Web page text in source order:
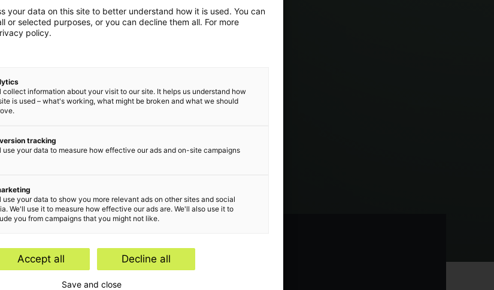
your data on this site to better understand how it is used. You can
or selected purposes, or you can decline them all. For more
policy.
collect information about your visit to our site. It helps us understand how
is used – what's working, what might be broken and what we should
tracking
use your data to measure how effective our ads and on-site campaigns
use your data to show you more relevant ads on other sites and social
We'll use it to measure how effective our ads are. We'll also use it to
you from campaigns that you might not like.
Accept all Decline all
Save and close